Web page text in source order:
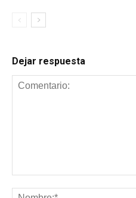
Dejar respuesta